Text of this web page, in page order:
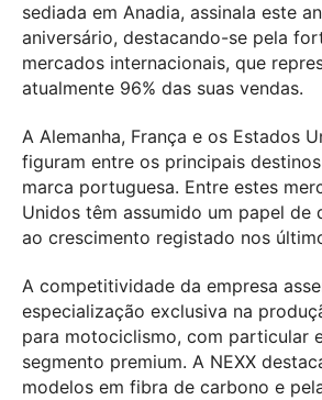
sediada em Anadia, assinala este
aniversário, destacando-se pela
mercados internacionais, que
atualmente 96% das suas vendas.
A Alemanha, França e os Estados
figuram entre os principais
marca portuguesa. Entre estes
Unidos têm assumido um papel de
ao crescimento registado nos
A competitividade da empresa
especialização exclusiva na
para motociclismo, com particular
segmento premium. A NEXX
modelos em fibra de carbono e